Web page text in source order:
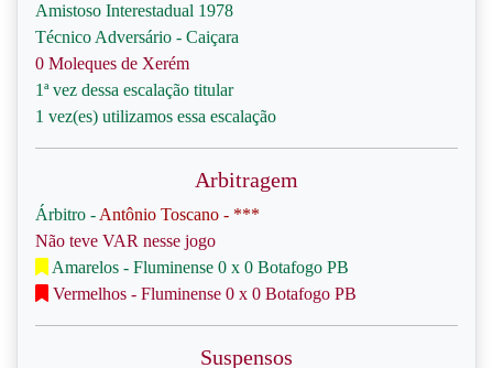
Amistoso Interestadual 1978
Técnico Adversário - Caiçara
0 Moleques de Xerém
1ª vez dessa escalação titular
1 vez(es) utilizamos essa escalação
Arbitragem
Árbitro - Antônio Toscano - ***
Não teve VAR nesse jogo
Amarelos - Fluminense 0 x 0 Botafogo PB
Vermelhos - Fluminense 0 x 0 Botafogo PB
Suspensos